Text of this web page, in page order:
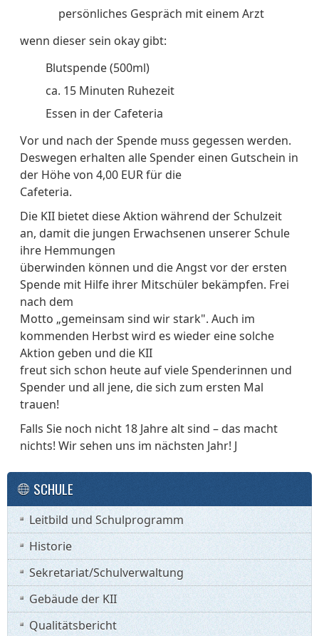
persönliches Gespräch mit einem Arzt
wenn dieser sein okay gibt:
Blutspende (500ml)
ca. 15 Minuten Ruhezeit
Essen in der Cafeteria
Vor und nach der Spende muss gegessen werden.
Deswegen erhalten alle Spender einen Gutschein in
der Höhe von 4,00 EUR für die
Cafeteria.
Die KII bietet diese Aktion während der Schulzeit
an, damit die jungen Erwachsenen unserer Schule
ihre Hemmungen
überwinden können und die Angst vor der ersten
Spende mit Hilfe ihrer Mitschüler bekämpfen. Frei
nach dem
Motto „gemeinsam sind wir stark". Auch im
kommenden Herbst wird es wieder eine solche
Aktion geben und die KII
freut sich schon heute auf viele Spenderinnen und
Spender und all jene, die sich zum ersten Mal
trauen!
Falls Sie noch nicht 18 Jahre alt sind – das macht
nichts! Wir sehen uns im nächsten Jahr! J
SCHULE
Leitbild und Schulprogramm
Historie
Sekretariat/Schulverwaltung
Gebäude der KII
Qualitätsbericht